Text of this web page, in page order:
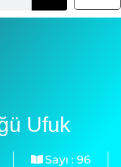
Ufuk
Sayı : 96